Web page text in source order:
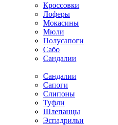
Кроссовки
Лоферы
Мокасины
Мюли
Полусапоги
Сабо
Сандалии
Сандалии
Сапоги
Слипоны
Туфли
Шлепанцы
Эспадрильи